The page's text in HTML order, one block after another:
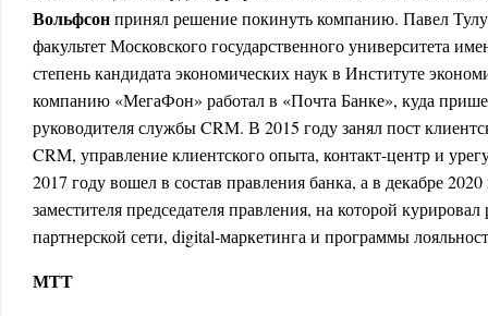
Воль­фсонпри­нял ре­шение по­кинуть ком­па­нию. Павел
факультет Московского государственного университета
степень кандидата экономических наук в Институте
компанию «МегаФон» работал в «Почта Банке», куда
руководителя службы CRM. В 2015 году занял пост
CRM, управление клиентского опыта, контакт-центр и
2017 году вошел в состав правления банка, а в декабре
заместителя председателя правления, на которой
партнерской сети, digital-маркетинга и программы
МТТ